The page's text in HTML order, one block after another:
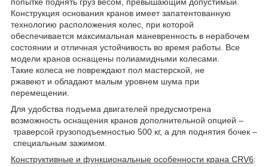
Конструкция основания кранов имеет запатентованную
технологию расположения колес, при которой
обеспечивается максимальная маневренность в нерабочем
состоянии и отличная устойчивость во время работы. Все
модели кранов оснащены полиамидными колесами.
Такие колеса не повреждают пол мастерской, не
ржавеют и обладают малым уровнем шума при
перемещении.
Для удобства подъема двигателей предусмотрена
возможность оснащения кранов дополнительной опцией –
траверсой грузоподъемностью 500 кг, а для поднятия бочек –
специальным зажимом.
Конструктивные и функциональные особенности крана CRV6: